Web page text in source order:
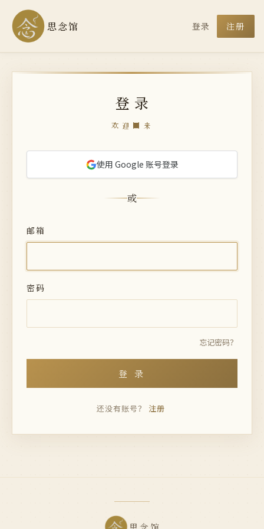
思念馆 登录 注册
登录
欢迎回来
使用 Google 账号登录
或
邮箱
密码
忘记密码？
登 录
还没有账号？ 注册